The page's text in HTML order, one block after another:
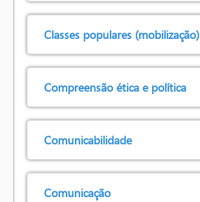
Classes populares (mobilização)
Compreensão ética e política
Comunicabilidade
Comunicação